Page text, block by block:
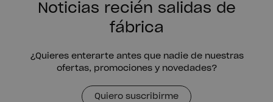
Noticias recién salidas de
fábrica
¿Quieres enterarte antes que nadie de nuestras
ofertas, promociones y novedades?
Quiero suscribirme